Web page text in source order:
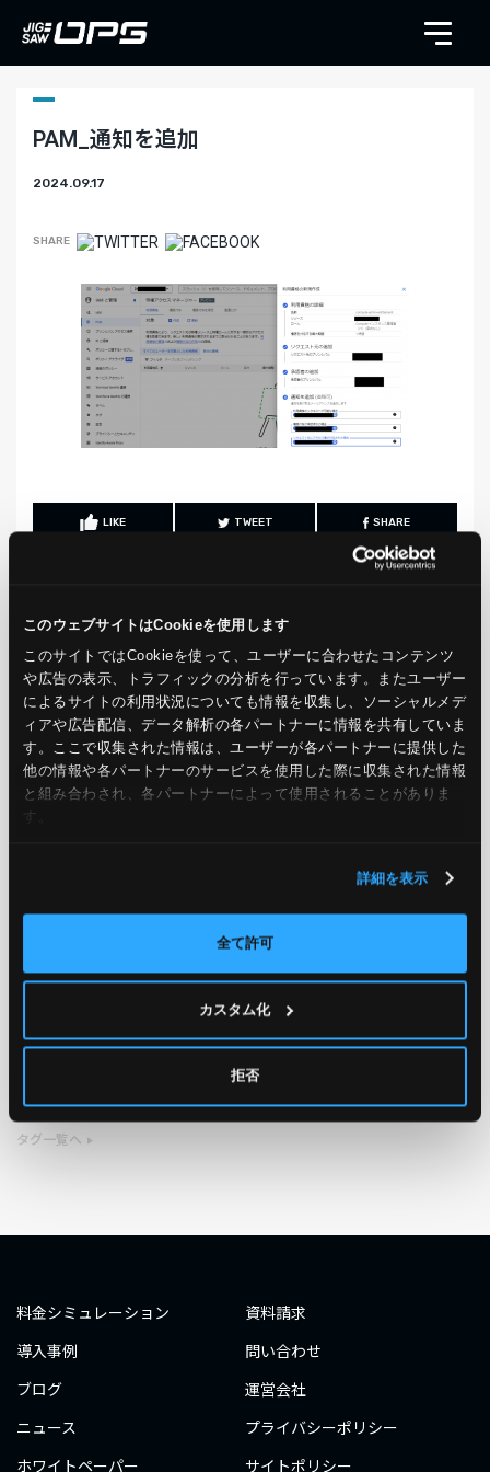
このウェブサイトはCookieを使用します
このサイトではCookieを使って、ユーザーに合わせたコンテンツ
や広告の表示、トラフィックの分析を行っています。またユーザー
によるサイトの利用状況についても情報を収集し、ソーシャルメデ
ィアや広告配信、データ解析の各パートナーに情報を共有していま
す。ここで収集された情報は、ユーザーが各パートナーに提供した
他の情報や各パートナーのサービスを使用した際に収集された情報
と組み合わされ、各パートナーによって使用されることがありま
詳細を表示
全て許可
カスタム化
拒否
PAM_通知を追加
2024.09.17
SHARE
LIKE TWEET SHARE
PREV
BACK TO LIST
CATEGORY
TAG
#AWS re:Invent 2019
#○○してみた
#自動化 #エンジニア
#エンジニア
タグ一覧へ
料金シミュレーション
導入事例
ブログ
ニュース
ホワイトペーパー
資料請求
問い合わせ
運営会社
プライバシーポリシー
サイトポリシー